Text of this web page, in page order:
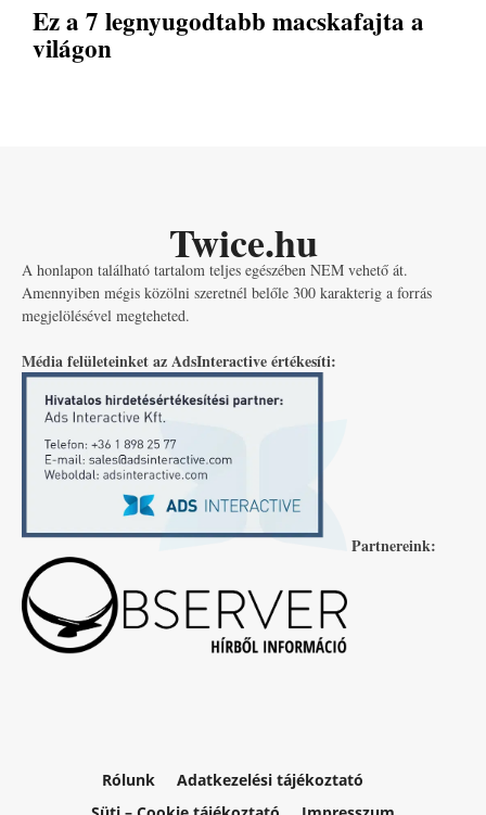
Ez a 7 legnyugodtabb macskafajta a
világon
Twice.hu
A honlapon található tartalom teljes egészében NEM vehető át.
Amennyiben mégis közölni szeretnél belőle 300 karakterig a forrás
megjelölésével megteheted.
Média felületeinket az AdsInteractive értékesíti:
Partnereink:
Rólunk
Adatkezelési tájékoztató